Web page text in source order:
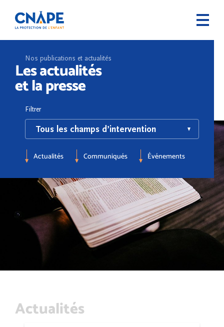
Nos publications et actualités
Les actualités
et la presse
Filtrer
Actualités Communiqués Événements
Actualités